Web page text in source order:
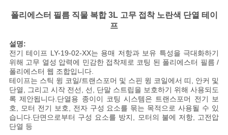
스
인
용
문
을
요
폴리에스터 필름 직물 복합 3L 고무 접착 노란색 단열 테이
프
설명:
전기 테이프 LY-19-02-XX는 용매 저항과 보유 특성을 극대화하기
위해 고무 열성 압력에 민감한 접착제로 코팅 된 폴리에스터 필름 /
폴리에스터 웹 조합입니다.
테이프는 스틱 윙 코일/트랜스포머 및 스핀 윙 코일에서 띠, 안커 및
단열, 그리고 시작 전선, 선, 단말 스트립을 보호하기 위해 사용되도
록 제안됩니다.단열용 종이이 코팅 시스템은 트랜스포머 전기 보
호, 모터 전기 보호, 전자 구성 요소를 묶는 목적으로 사용될 수 있
습니다.단면으로부터 구성 요소를 방지, 모터의 불에 저항, 고전압
단열 등